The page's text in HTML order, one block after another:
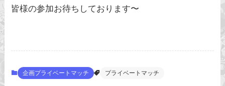
皆様の参加お待ちしております〜
企画プライベートマッチ プライベートマッチ